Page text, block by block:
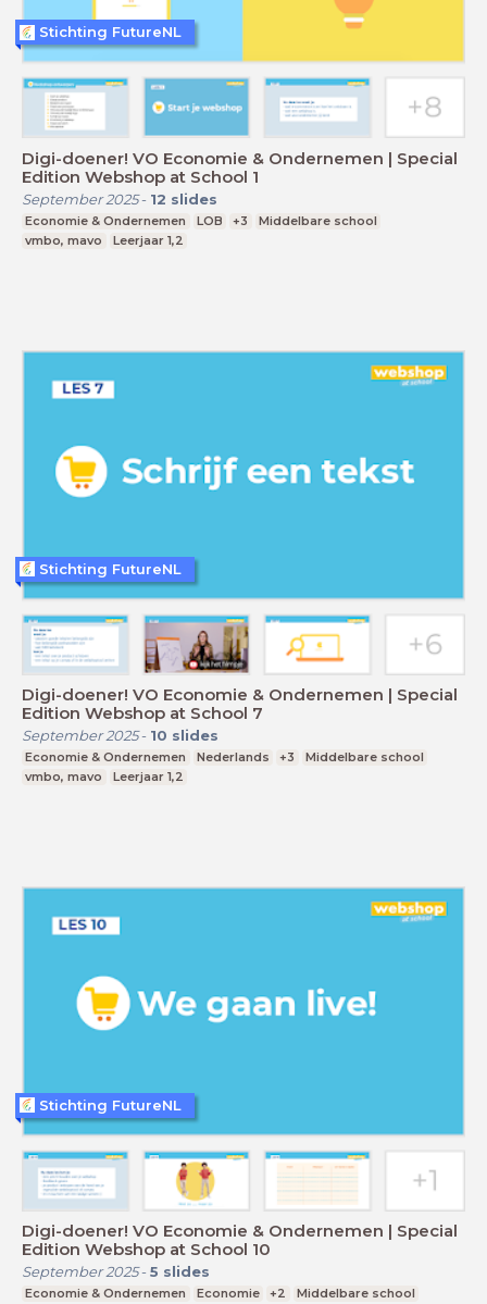
Digi-doener! VO Economie & Ondernemen | Special
Edition Webshop at School 1
September 2025- 12 slides
Economie & Ondernemen LOB +3
Middelbare school
vmbo, mavo
Leerjaar 1,2
Stichting FutureNL
Digi-doener! VO Economie & Ondernemen | Special
Edition Webshop at School 7
September 2025- 10 slides
Economie & Ondernemen Nederlands +3
Middelbare school
vmbo, mavo
Leerjaar 1,2
Stichting FutureNL
Digi-doener! VO Economie & Ondernemen | Special
Edition Webshop at School 10
September 2025- 5 slides
Economie & Ondernemen Economie +2
Middelbare school
Stichting FutureNL